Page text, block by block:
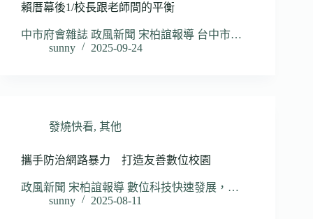
賴厝幕後1/校長跟老師間的平衡
中市府會雜誌 政風新聞 宋柏誼報導 台中市…
sunny
2025-09-24
發燒快看, 其他
攜手防治網路暴力 打造友善數位校園
政風新聞 宋柏誼報導 數位科技快速發展，…
sunny
2025-08-11